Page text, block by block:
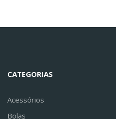
CATEGORIAS
Acessórios
Bolas